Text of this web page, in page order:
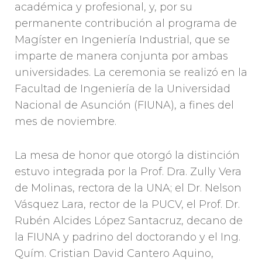
académica y profesional, y, por su
permanente contribución al programa de
Magíster en Ingeniería Industrial, que se
imparte de manera conjunta por ambas
universidades. La ceremonia se realizó en la
Facultad de Ingeniería de la Universidad
Nacional de Asunción (FIUNA), a fines del
mes de noviembre.
La mesa de honor que otorgó la distinción
estuvo integrada por la Prof. Dra. Zully Vera
de Molinas, rectora de la UNA; el Dr. Nelson
Vásquez Lara, rector de la PUCV, el Prof. Dr.
Rubén Alcides López Santacruz, decano de
la FIUNA y padrino del doctorando y el Ing.
Quím. Cristian David Cantero Aquino,